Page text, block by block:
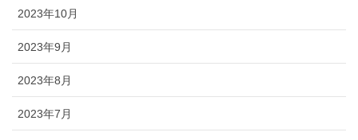
2023年10月
2023年9月
2023年8月
2023年7月